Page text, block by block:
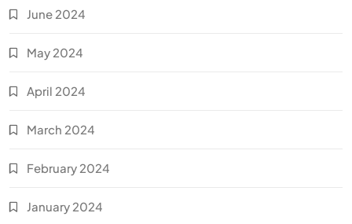
June 2024
May 2024
April 2024
March 2024
February 2024
January 2024